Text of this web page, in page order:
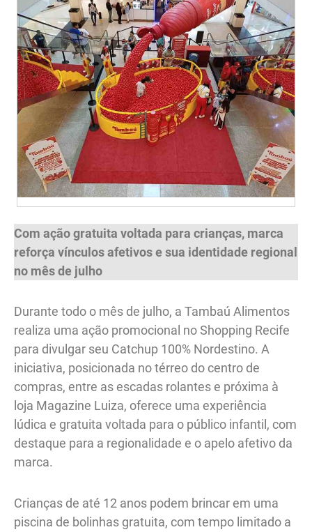
Com ação gratuita voltada para crianças, marca
reforça vínculos afetivos e sua identidade regional
no mês de julho
Durante todo o mês de julho, a Tambaú Alimentos
realiza uma ação promocional no Shopping Recife
para divulgar seu Catchup 100% Nordestino. A
iniciativa, posicionada no térreo do centro de
compras, entre as escadas rolantes e próxima à
loja Magazine Luiza, oferece uma experiência
lúdica e gratuita voltada para o público infantil, com
destaque para a regionalidade e o apelo afetivo da
marca.
Crianças de até 12 anos podem brincar em uma
piscina de bolinhas gratuita, com tempo limitado a